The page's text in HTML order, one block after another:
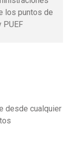
los puntos de
PUEF
desde cualquier